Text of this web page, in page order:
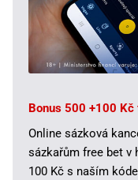
Bonus 500 +100 Kč
Online sázková
sázkařům free bet v
100 Kč s naším